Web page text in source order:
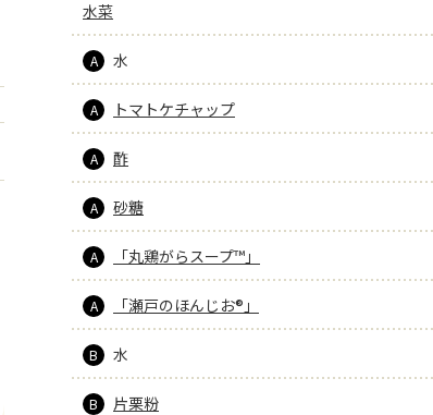
もっと見る
水菜
A 水
A トマトケチャップ
A 酢
A 砂糖
A 「丸鶏がらスープ™」
A 「瀬戸のほんじお®」
B 水
B 片栗粉